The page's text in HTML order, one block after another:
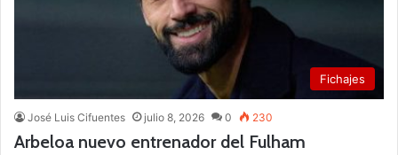
Fichajes
José Luis Cifuentes julio 8, 2026 0 230
Arbeloa nuevo entrenador del Fulham